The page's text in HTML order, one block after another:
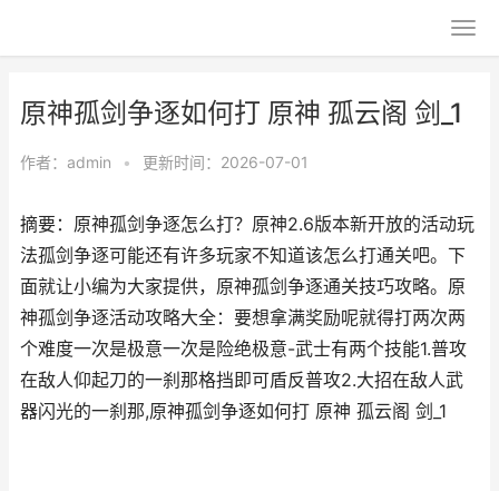
原神孤剑争逐如何打 原神 孤云阁 剑_1
作者： admin • 更新时间：2026-07-01
摘要：原神孤剑争逐怎么打？原神2.6版本新开放的活动玩
法孤剑争逐可能还有许多玩家不知道该怎么打通关吧。下
面就让小编为大家提供，原神孤剑争逐通关技巧攻略。原
神孤剑争逐活动攻略大全：要想拿满奖励呢就得打两次两
个难度一次是极意一次是险绝极意-武士有两个技能1.普攻
在敌人仰起刀的一刹那格挡即可盾反普攻2.大招在敌人武
器闪光的一刹那,原神孤剑争逐如何打 原神 孤云阁 剑_1